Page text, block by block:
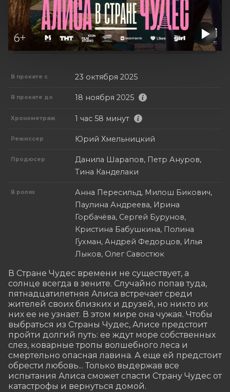
В прокате с 23 октября 2025
В прокате до 18 ноября 2025
Хронометраж 1 час 58 минут
Режиссер Юрий Хмельницкий
Продюсер
Данила Шарапов, Петр Ануров,
Тина Канделаки
В ролях
Анна Пересильд, Милош Бикович,
Паулина Андреева, Ирина
Горбачёва, Сергей Бурунов,
Кристина Бабушкина, Полина
Гухман, Андрей Федорцов, Илья
Лыков, Олег Савостюк
В Стране Чудес времени не существует, а
солнце всегда в зените. Случайно попав туда,
пятнадцатилетняя Алиса встречает среди
жителей своих близких и друзей, но никто их
них ее не узнает. В этом мире она чужая. Чтобы
выбраться из Страны Чудес, Алисе предстоит
пройти долгий путь: ее ждут море собственных
слез, коварные тропы волшебного леса и
смертельно опасная лавина. А еще ей предстоит
обрести любовь... Только выдержав все
испытания Алиса сможет спасти Страну Чудес от
катастрофы и вернуться домой.